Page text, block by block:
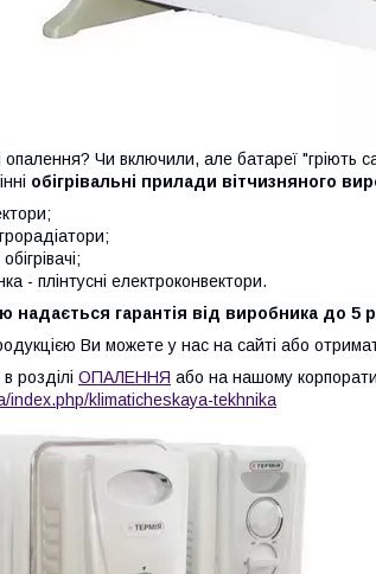
Чи включили, але батареї "гріють
обігрівальні прилади вітчизняного
- плінтусні електроконвектори.
надається гарантія від виробника до 5
Ви можете у нас на сайті або
розділі ОПАЛЕННЯ або на нашому
index.php/klimaticheskaya-tekhnika